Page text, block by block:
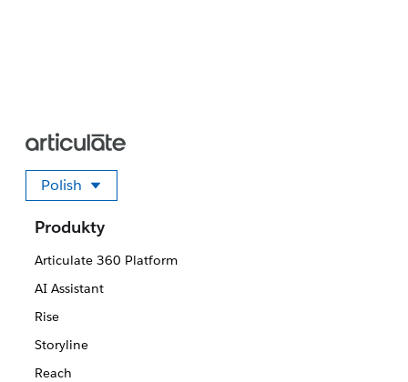
Polish
Wybierz swój język
Produkty
Articulate 360 Platform
AI Assistant
Rise
Storyline
Reach